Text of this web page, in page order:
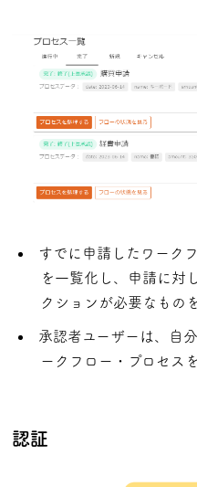
すでに申請したワーク
を一覧化し、申請に対
クションが必要なもの
承認者ユーザーは、自
ークフロー・プロセス
認証